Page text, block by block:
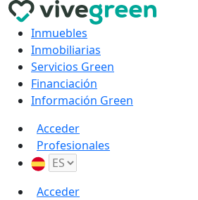
Inmuebles
Inmobiliarias
Servicios Green
Financiación
Información Green
Acceder
Profesionales
Acceder